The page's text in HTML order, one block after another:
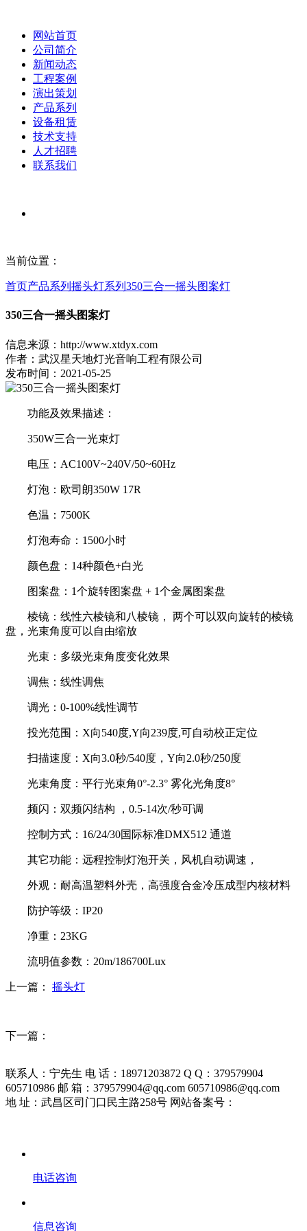
网站首页
公司简介
新闻动态
工程案例
演出策划
产品系列
设备租赁
技术支持
人才招聘
联系我们
当前位置：
首页产品系列 摇头灯系列 350三合一摇头图案灯
350三合一摇头图案灯
信息来源：http://www.xtdyx.com
作者：武汉星天地灯光音响工程有限公司
发布时间：2021-05-25
功能及效果描述 ：
350W三合一光束灯
电压 ： AC100V~240V/50~60Hz
灯泡 ： 欧司朗350W 17R
色温 ： 7500K
灯泡寿命 ： 1500小时
颜色盘 ： 14种颜色+白光
图案盘 ： 1个旋转图案盘 + 1个金属图案盘
棱镜 ： 线性六棱镜和八棱镜， 两个可以双向旋转的棱镜
盘，光束角度可以自由缩放
光束 ： 多级光束角度变化效果
调焦 ： 线性调焦
调光 ： 0-100%线性调节
投光范围 ： X向540度,Y向239度,可自动校正定位
扫描速度 ： X向3.0秒/540度，Y向2.0秒/250度
光束角度 ： 平行光束角0°-2.3° 雾化光角度8°
频闪 ： 双频闪结构 ，0.5-14次/秒可调
控制方式 ： 16/24/30国际标准DMX512 通道
其它功能 ： 远程控制灯泡开关，风机自动调速，
外观 ： 耐高温塑料外壳，高强度合金冷压成型内核材料
防护等级 ： IP20
净重 ： 23KG
流明值参数：20m/186700Lux
上一篇： 摇头灯
下一篇：
联系人：宁先生 电 话：18971203872 Q Q：379579904
605710986 邮 箱：379579904@qq.com 605710986@qq.com
地 址：武昌区司门口民主路258号 网站备案号：
电话咨询
信息咨询